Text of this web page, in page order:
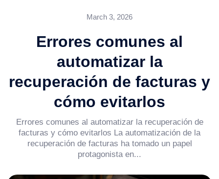
March 3, 2026
Errores comunes al
automatizar la
recuperación de facturas y
cómo evitarlos
Errores comunes al automatizar la recuperación de
facturas y cómo evitarlos La automatización de la
recuperación de facturas ha tomado un papel
protagonista en...